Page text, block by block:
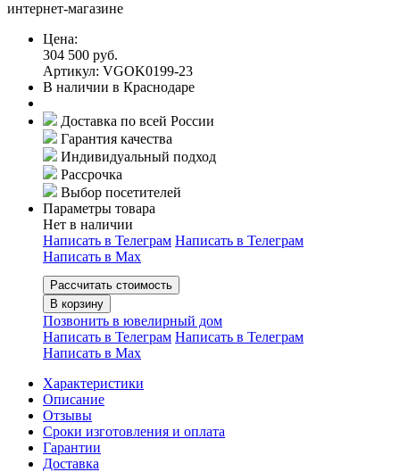
Цена:
304 500 руб.
Артикул: VGOK0199-23
В наличии в Краснодаре
Доставка по всей России
Гарантия качества
Индивидуальный подход
Рассрочка
Выбор посетителей
Параметры товара
Нет в наличии
Написать в Телеграм Написать в Телеграм
Написать в Мах
Рассчитать стоимость
В корзину
Позвонить в ювелирный дом
Написать в Телеграм Написать в Телеграм
Написать в Мах
Характеристики
Описание
Отзывы
Сроки изготовления и оплата
Гарантии
Доставка